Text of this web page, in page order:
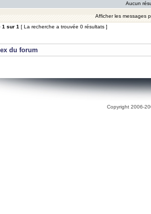
Aucun
Afficher les messages
1 sur 1 [ La recherche a trouvée 0 résultats ]
du forum
Copyright 2006-